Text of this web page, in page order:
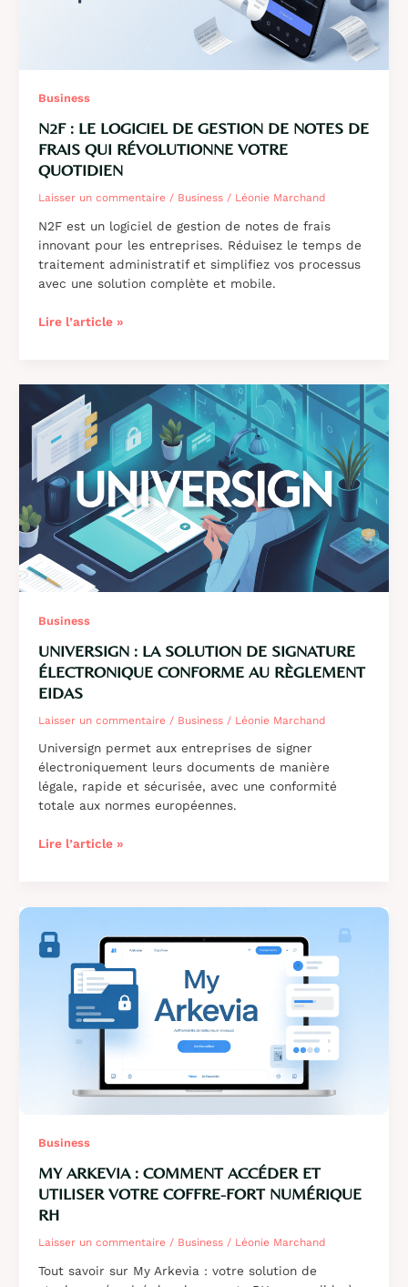
joueurs
beach
tennis
Business
N2F : LE LOGICIEL DE GESTION DE NOTES DE
FRAIS QUI RÉVOLUTIONNE VOTRE
QUOTIDIEN
Laisser un commentaire / Business/ Léonie Marchand
N2F est un logiciel de gestion de notes de frais
innovant pour les entreprises. Réduisez le temps de
traitement administratif et simplifiez vos processus
avec une solution complète et mobile.
N2F
de
gestion
de
notes
de
frais
qui
révolutionne
votre
quotidien
Lire l’article »
Business
UNIVERSIGN : LA SOLUTION DE SIGNATURE
ÉLECTRONIQUE CONFORME AU RÈGLEMENT
EIDAS
Laisser un commentaire / Business/ Léonie Marchand
Universign permet aux entreprises de signer
électroniquement leurs documents de manière
légale, rapide et sécurisée, avec une conformité
totale aux normes européennes.
Universign
signature
électronique
conforme
règlement
eIDAS
Lire l’article »
Business
MY ARKEVIA : COMMENT ACCÉDER ET
UTILISER VOTRE COFFRE-FORT NUMÉRIQUE
RH
Laisser un commentaire / Business/ Léonie Marchand
Tout savoir sur My Arkevia : votre solution de